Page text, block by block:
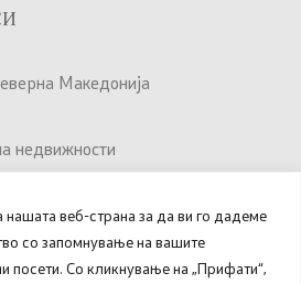
веб-страна за да ви го дадеме
со запомнување на вашите
посети. Со кликнување на „Прифати“,
Македонија
недвижности
е-Услуги